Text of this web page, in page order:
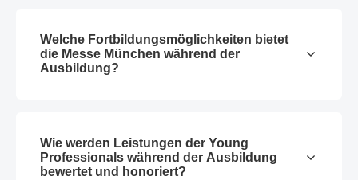
Welche Fortbildungsmöglichkeiten bietet
die Messe München während der
Ausbildung?
Wie werden Leistungen der Young
Professionals während der Ausbildung
bewertet und honoriert?